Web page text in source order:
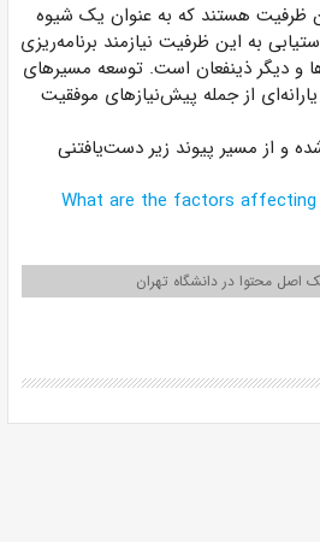
ظرفیت هستند که به عنوان یک شیوه
به این ظرفیت نیازمند برنامه‌ریزی
و دیگر ذینفعان است. توسعه مسیرهای
از جمله پیش‌نیازهای موفقیت
و از مسیر پیوند زیر دست‌یافتنی
What are the factors
اصل محتوا در دانشگاه تهران